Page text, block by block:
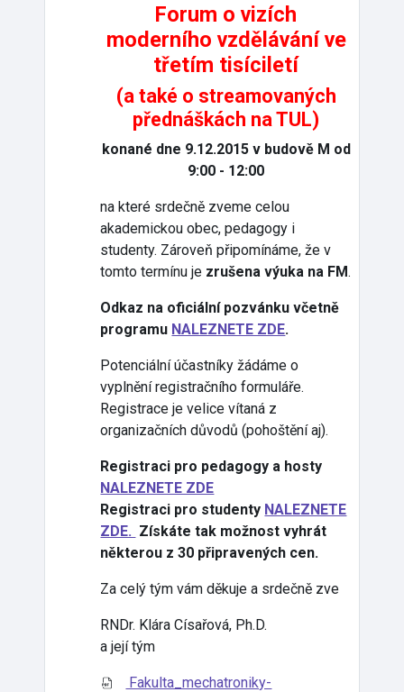
Forum o vizích
moderního vzdělávání ve
třetím tisíciletí
(a také o streamovaných
přednáškách na TUL)
konané dne 9.12.2015 v budově M od
9:00 - 12:00
na které srdečně zveme celou
akademickou obec, pedagogy i
studenty. Zároveň připomínáme, že v
tomto termínu je zrušena výuka na FM.
Odkaz na oficiální pozvánku včetně
programu NALEZNETE ZDE.
Potenciální účastníky žádáme o
vyplnění registračního formuláře.
Registrace je velice vítaná z
organizačních důvodů (pohoštění aj).
Registraci pro pedagogy a hosty
NALEZNETE ZDE
Registraci pro studenty NALEZNETE
ZDE. Získáte tak možnost vyhrát
některou z 30 připravených cen.
Za celý tým vám děkuje a srdečně zve
RNDr. Klára Císařová, Ph.D.
a její tým
Fakulta_mechatroniky-